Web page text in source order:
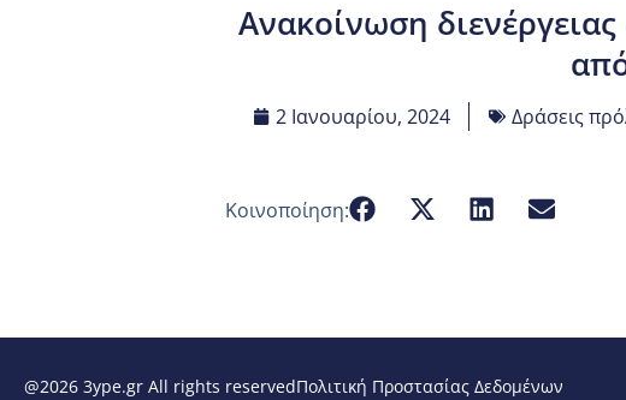
Ανακοίνωση
2 Ιανουαρίου, 2024 Δράσεις
Κοινοποίηση:
@2026 3ype.gr All rights reservedΠολιτική Προστασίας Δεδομένων